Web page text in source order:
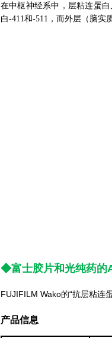
在中枢神经系中，层粘连蛋
白-411和-511，而外层（脑实
◆富士胶片和光纯药
FUJIFILM Wako的“抗层粘连
产品信息